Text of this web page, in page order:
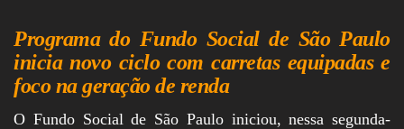
Emprego,
Empreendedorismo,
Negócios,
Oportunidades,
Programa do Fundo Social de São Paulo
inicia novo ciclo com carretas equipadas e
foco na geração de renda
O Fundo Social de São Paulo iniciou, nessa segunda-